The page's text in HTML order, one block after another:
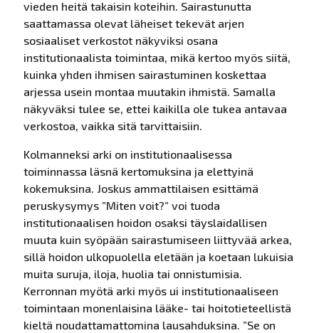
vieden heitä takaisin koteihin. Sairastunutta
saattamassa olevat läheiset tekevät arjen
sosiaaliset verkostot näkyviksi osana
institutionaalista toimintaa, mikä kertoo myös siitä,
kuinka yhden ihmisen sairastuminen koskettaa
arjessa usein montaa muutakin ihmistä. Samalla
näkyväksi tulee se, ettei kaikilla ole tukea antavaa
verkostoa, vaikka sitä tarvittaisiin.
Kolmanneksi arki on institutionaalisessa
toiminnassa läsnä kertomuksina ja elettyinä
kokemuksina. Joskus ammattilaisen esittämä
peruskysymys ”Miten voit?” voi tuoda
institutionaalisen hoidon osaksi täyslaidallisen
muuta kuin syöpään sairastumiseen liittyvää arkea,
sillä hoidon ulkopuolella eletään ja koetaan lukuisia
muita suruja, iloja, huolia tai onnistumisia.
Kerronnan myötä arki myös ui institutionaaliseen
toimintaan monenlaisina lääke- tai hoitotieteellistä
kieltä noudattamattomina lausahduksina. ”Se on